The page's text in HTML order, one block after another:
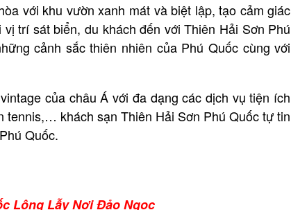
với khu vườn xanh mát và biệt lập, tạo cảm giác
trí sát biển, du khách đến với Thiên Hải Sơn Phú
cảnh sắc thiên nhiên của Phú Quốc cùng với
của châu Á với đa dạng các dịch vụ tiện ích
tennis,… khách sạn Thiên Hải Sơn Phú Quốc tự tin
Quốc.
Lộng Lẫy Nơi Đảo Ngọc